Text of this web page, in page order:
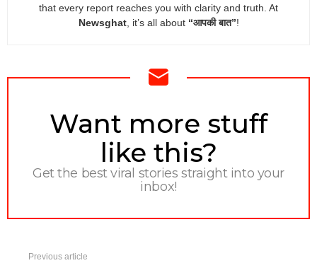
that every report reaches you with clarity and truth. At
Newsghat, it’s all about “आपकी बात”!
NEWSLETTER
Want more stuff
like this?
Get the best viral stories straight into your
inbox!
Previous article